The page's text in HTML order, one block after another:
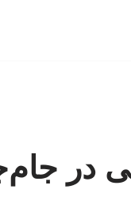
در